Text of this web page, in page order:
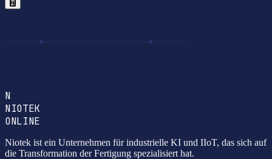
N
NIOTEK
ONLINE
Niotek ist ein Unternehmen für industrielle KI und IIoT, das sich auf
die Transformation der Fertigung spezialisiert hat.